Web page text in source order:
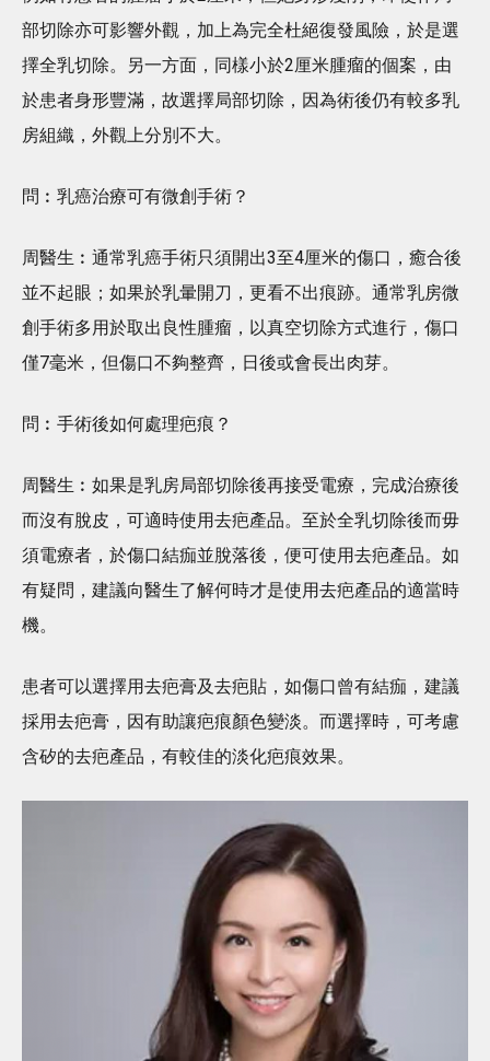
部切除亦可影響外觀，加上為完全杜絕復發風險，於是選
擇全乳切除。另一方面，同樣小於2厘米腫瘤的個案，由
於患者身形豐滿，故選擇局部切除，因為術後仍有較多乳
房組織，外觀上分別不大。
問︰乳癌治療可有微創手術？
周醫生︰通常乳癌手術只須開出3至4厘米的傷口，癒合後
並不起眼；如果於乳暈開刀，更看不出痕跡。通常乳房微
創手術多用於取出良性腫瘤，以真空切除方式進行，傷口
僅7毫米，但傷口不夠整齊，日後或會長出肉芽。
問︰手術後如何處理疤痕？
周醫生︰如果是乳房局部切除後再接受電療，完成治療後
而沒有脫皮，可適時使用去疤產品。至於全乳切除後而毋
須電療者，於傷口結痂並脫落後，便可使用去疤產品。如
有疑問，建議向醫生了解何時才是使用去疤產品的適當時
機。
患者可以選擇用去疤膏及去疤貼，如傷口曾有結痂，建議
採用去疤膏，因有助讓疤痕顏色變淡。而選擇時，可考慮
含矽的去疤產品，有較佳的淡化疤痕效果。